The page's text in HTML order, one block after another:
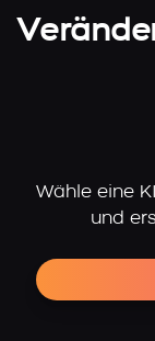
Wähle eine
und